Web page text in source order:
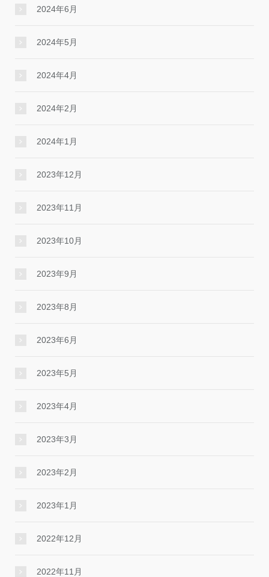
2024年6月
2024年5月
2024年4月
2024年2月
2024年1月
2023年12月
2023年11月
2023年10月
2023年9月
2023年8月
2023年6月
2023年5月
2023年4月
2023年3月
2023年2月
2023年1月
2022年12月
2022年11月